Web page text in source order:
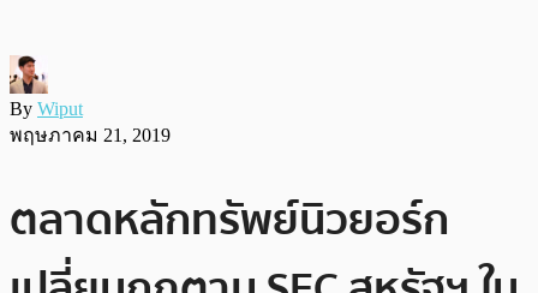
By Wiput
พฤษภาคม 21, 2019
ตลาดหลักทรัพย์นิวยอร์ก